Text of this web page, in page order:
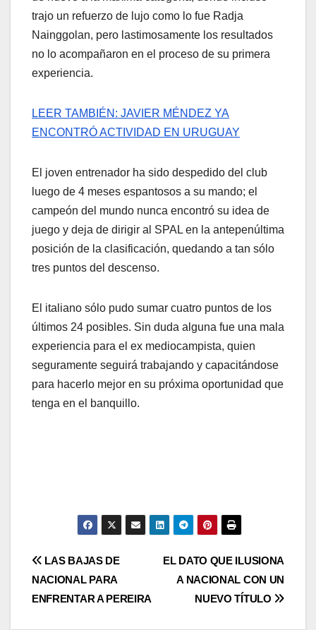
trajo un refuerzo de lujo como lo fue Radja
Nainggolan, pero lastimosamente los resultados
no lo acompañaron en el proceso de su primera
experiencia.
LEER TAMBIÉN: JAVIER MÉNDEZ YA
ENCONTRÓ ACTIVIDAD EN URUGUAY
El joven entrenador ha sido despedido del club
luego de 4 meses espantosos a su mando; el
campeón del mundo nunca encontró su idea de
juego y deja de dirigir al SPAL en la antepenúltima
posición de la clasificación, quedando a tan sólo
tres puntos del descenso.
El italiano sólo pudo sumar cuatro puntos de los
últimos 24 posibles. Sin duda alguna fue una mala
experiencia para el ex mediocampista, quien
seguramente seguirá trabajando y capacitándose
para hacerlo mejor en su próxima oportunidad que
tenga en el banquillo.
EL DATO QUE ILUSIONA
A NACIONAL CON UN
NUEVO TÍTULO
LAS BAJAS DE
NACIONAL PARA
ENFRENTAR A PEREIRA